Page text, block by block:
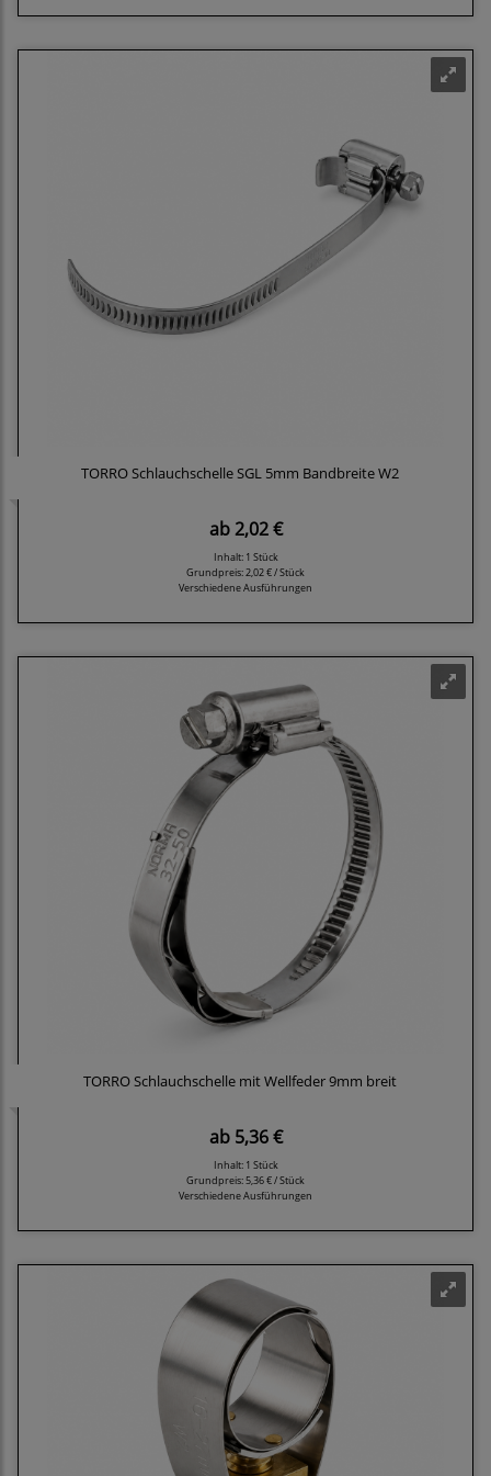
TORRO Schlauchschelle SGL 5mm Bandbreite W2
ab2,02 €
Inhalt: 1 Stück
Grundpreis:2,02 € / Stück
Verschiedene Ausführungen
TORRO Schlauchschelle mit Wellfeder 9mm breit
ab5,36 €
Inhalt: 1 Stück
Grundpreis:5,36 € / Stück
Verschiedene Ausführungen